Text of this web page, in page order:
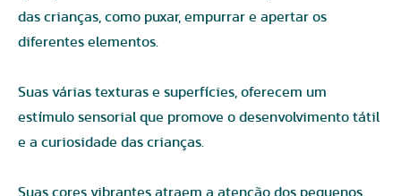
das crianças, como puxar, empurrar e apertar os
diferentes elementos.
Suas várias texturas e superfícies, oferecem um
estímulo sensorial que promove o desenvolvimento tátil
e a curiosidade das crianças.
Suas cores vibrantes atraem a atenção dos pequenos,